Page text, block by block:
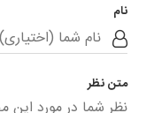
نام
متن نظر